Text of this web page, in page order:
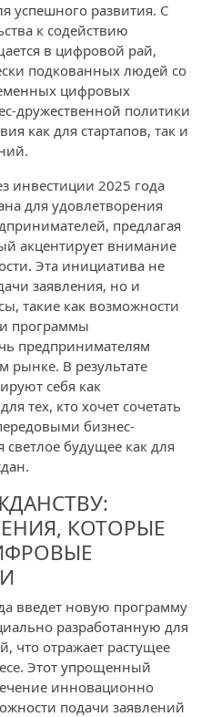
успешного развития. С
к содействию
в цифровой рай,
подкованных людей со
цифровых
дружественной политики
как для стартапов, так и
инвестиции 2025 года
для удовлетворения
предлагая
акцентирует внимание
Эта инициатива не
заявления, но и
такие как возможности
программы
предпринимателям
рынке. В результате
себя как
тех, кто хочет сочетать
бизнес-
будущее как для
КОТОРЫЕ
введет новую программу
разработанную для
что отражает растущее
Этот упрощенный
инновационно
подачи заявлений